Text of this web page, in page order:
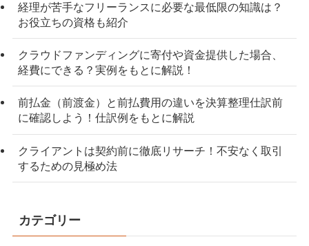
経理が苦手なフリーランスに必要な最低限の知識は？
お役立ちの資格も紹介
クラウドファンディングに寄付や資金提供した場合、
経費にできる？実例をもとに解説！
前払金（前渡金）と前払費用の違いを決算整理仕訳前
に確認しよう！仕訳例をもとに解説
クライアントは契約前に徹底リサーチ！不安なく取引
するための見極め法
カテゴリー